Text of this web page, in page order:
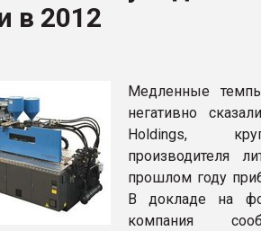
в 2012
Медленные
негативно
Holdings,
производителя
прошлом году
В докладе на
компания